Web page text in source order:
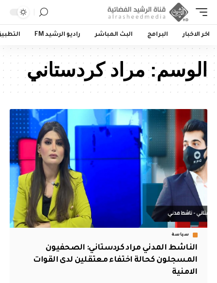
اخر الاخبار البرامج البث المباشر راديو الرشيد FM
الوسم:مراد كردستاني
سياسة
الناشط المدني مراد كردستاني: الصحفيون
المسجلون كحالة اختفاء معتقلين لدى القوات
الامنية